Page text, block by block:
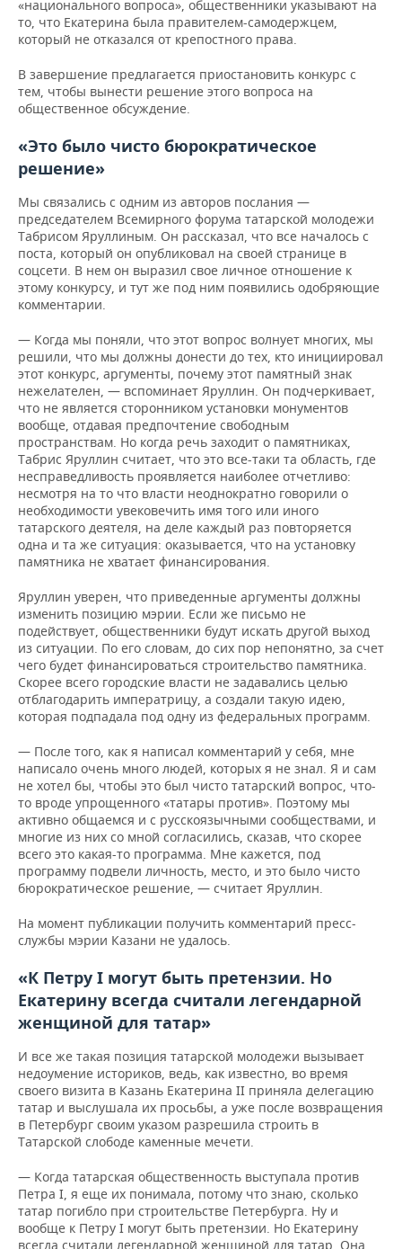
«национального вопроса», общественники указывают на
то, что Екатерина была правителем-самодержцем,
который не отказался от крепостного права.
В завершение предлагается приостановить конкурс с
тем, чтобы вынести решение этого вопроса на
общественное обсуждение.
«Это было чисто бюрократическое
решение»
Мы связались с одним из авторов послания —
председателем Всемирного форума татарской молодежи
Табрисом Яруллиным. Он рассказал, что все началось с
поста, который он опубликовал на своей странице в
соцсети. В нем он выразил свое личное отношение к
этому конкурсу, и тут же под ним появились одобряющие
комментарии.
— Когда мы поняли, что этот вопрос волнует многих, мы
решили, что мы должны донести до тех, кто инициировал
этот конкурс, аргументы, почему этот памятный знак
нежелателен, — вспоминает Яруллин. Он подчеркивает,
что не является сторонником установки монументов
вообще, отдавая предпочтение свободным
пространствам. Но когда речь заходит о памятниках,
Табрис Яруллин считает, что это все-таки та область, где
несправедливость проявляется наиболее отчетливо:
несмотря на то что власти неоднократно говорили о
необходимости увековечить имя того или иного
татарского деятеля, на деле каждый раз повторяется
одна и та же ситуация: оказывается, что на установку
памятника не хватает финансирования.
Яруллин уверен, что приведенные аргументы должны
изменить позицию мэрии. Если же письмо не
подействует, общественники будут искать другой выход
из ситуации. По его словам, до сих пор непонятно, за счет
чего будет финансироваться строительство памятника.
Скорее всего городские власти не задавались целью
отблагодарить императрицу, а создали такую идею,
которая подпадала под одну из федеральных программ.
— После того, как я написал комментарий у себя, мне
написало очень много людей, которых я не знал. Я и сам
не хотел бы, чтобы это был чисто татарский вопрос, что-
то вроде упрощенного «татары против». Поэтому мы
активно общаемся и с русскоязычными сообществами, и
многие из них со мной согласились, сказав, что скорее
всего это какая-то программа. Мне кажется, под
программу подвели личность, место, и это было чисто
бюрократическое решение, — считает Яруллин.
На момент публикации получить комментарий пресс-
службы мэрии Казани не удалось.
«К Петру I могут быть претензии. Но
Екатерину всегда считали легендарной
женщиной для татар»
И все же такая позиция татарской молодежи вызывает
недоумение историков, ведь, как известно, во время
своего визита в Казань Екатерина II приняла делегацию
татар и выслушала их просьбы, а уже после возвращения
в Петербург своим указом разрешила строить в
Татарской слободе каменные мечети.
— Когда татарская общественность выступала против
Петра I, я еще их понимала, потому что знаю, сколько
татар погибло при строительстве Петербурга. Ну и
вообще к Петру I могут быть претензии. Но Екатерину
всегда считали легендарной женщиной для татар. Она